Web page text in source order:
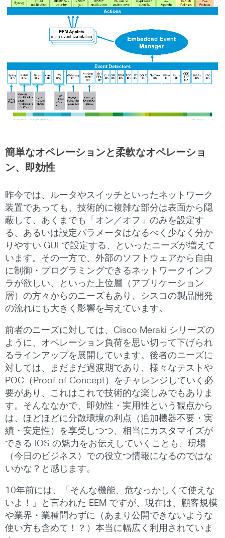
簡単なオペレーションと柔軟なオペレーショ
ン、即効性
昨今では、ルータやスイッチといったネットワーク
装置であっても、技術的に複雑な部分は表面から隠
蔽して、あくまでも「オン／オフ」のみを設定す
る、あるいは設定パラメータはなるべく少なく分か
りやすい GUI で設定する、といったニーズが増えて
います。その一方で、外部のソフトウェアから自由
に制御・プログラミングできるネットワークインフ
ラが欲しい、といった上位層（アプリケーション
層）の方々からのニーズもあり、シスコの製品開発
の流れにも大きく影響を与えています。
前者のニーズに対しては、Cisco Meraki シリーズの
ように、オペレーション負荷を思い切って下げられ
るラインアップを展開しています。後者のニーズに
対しては、まだまだ過渡期であり、様々なテストや
POC（Proof of Concept）をチャレンジしていく必
要があり、これはこれで技術的な楽しみでもありま
す。そんななかで、即効性・実用性という観点から
は、ほどほどに分散環境の利点（追加機器不要・実
績・安定性）を享受しつつ、相当にカスタマイズが
できる IOS の魅力をお伝えしていくことも、現場
（今日のビジネス）での役立つ情報になるのではな
いかな？と感じます。
10年前には、「そんな機能、危なっかしくて使えな
いよ！」と言われた EEM ですが、現在は、顧客規模
や業界・業種問わずに（あまり公開できないような
使い方も含めて！？）本当に幅広く利用されていま